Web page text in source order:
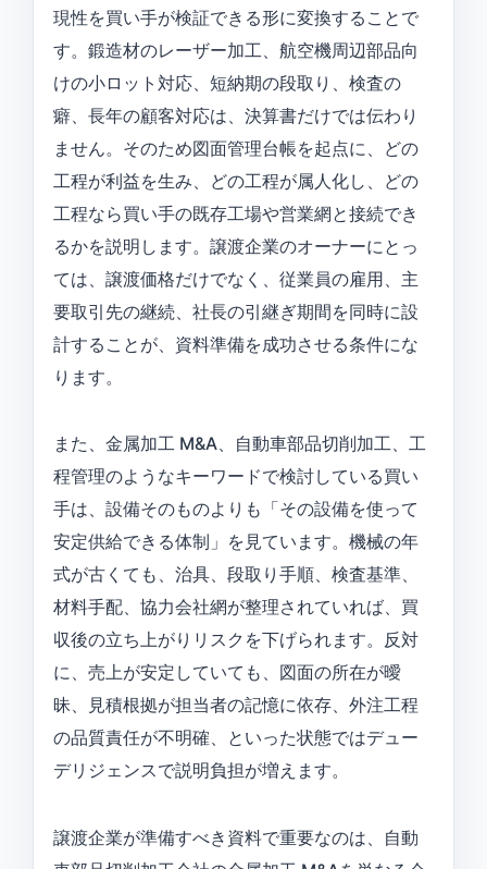
現性を買い手が検証できる形に変換することで
す。鍛造材のレーザー加工、航空機周辺部品向
けの小ロット対応、短納期の段取り、検査の
癖、長年の顧客対応は、決算書だけでは伝わり
ません。そのため図面管理台帳を起点に、どの
工程が利益を生み、どの工程が属人化し、どの
工程なら買い手の既存工場や営業網と接続でき
るかを説明します。譲渡企業のオーナーにとっ
ては、譲渡価格だけでなく、従業員の雇用、主
要取引先の継続、社長の引継ぎ期間を同時に設
計することが、資料準備を成功させる条件にな
ります。
また、金属加工 M&A、自動車部品切削加工、工
程管理のようなキーワードで検討している買い
手は、設備そのものよりも「その設備を使って
安定供給できる体制」を見ています。機械の年
式が古くても、治具、段取り手順、検査基準、
材料手配、協力会社網が整理されていれば、買
収後の立ち上がりリスクを下げられます。反対
に、売上が安定していても、図面の所在が曖
昧、見積根拠が担当者の記憶に依存、外注工程
の品質責任が不明確、といった状態ではデュー
デリジェンスで説明負担が増えます。
譲渡企業が準備すべき資料で重要なのは、自動